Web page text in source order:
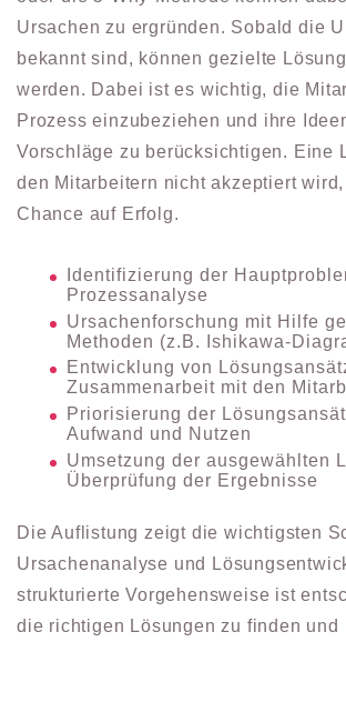
Ursachen zu ergründen. Sobald die
bekannt sind, können gezielte
werden. Dabei ist es wichtig, die
Prozess einzubeziehen und ihre
Vorschläge zu berücksichtigen. Eine
den Mitarbeitern nicht akzeptiert
Chance auf Erfolg.
Identifizierung der
Prozessanalyse
Ursachenforschung mit Hilfe
Methoden (z.B. Ishikawa-
Entwicklung von
Zusammenarbeit mit den
Priorisierung der
Aufwand und Nutzen
Umsetzung der ausgewählten
Überprüfung der Ergebnisse
Die Auflistung zeigt die wichtigsten
Ursachenanalyse und
strukturierte Vorgehensweise ist
die richtigen Lösungen zu finden und